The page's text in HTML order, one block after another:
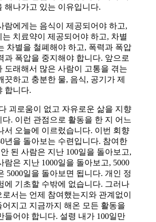
해나가고 있는 이유입니다.
람에게는 음식이 제공되어야 하고,
치료약이 제공되어야 하고, 차별
차별을 철폐해야 하고, 폭력과 폭압
과 폭압을 중지해야 합니다. 앞으로
도래해서 많은 사람이 고통을 겪는
끗하고 충분한 물, 음식, 공기가 제
합니다.
괴로움이 없고 자유로운 삶을 지향
. 이런 관점으로 활동을 한 지 어느
서 오늘에 이르렀습니다. 이번 회향
년을 돌아보는 수련입니다. 참여한
된 사람은 지난 100일을 돌아보고,
람은 지난 1000일을 돌아보고, 5000
5000일을 돌아보면 됩니다. 개인 정
에 기초할 수밖에 없습니다. 그러나
서는 언제 참여했는지와 관계없이
어지고 지금까지 해온 모든 활동을
들어야 합니다. 설령 내가 100일만